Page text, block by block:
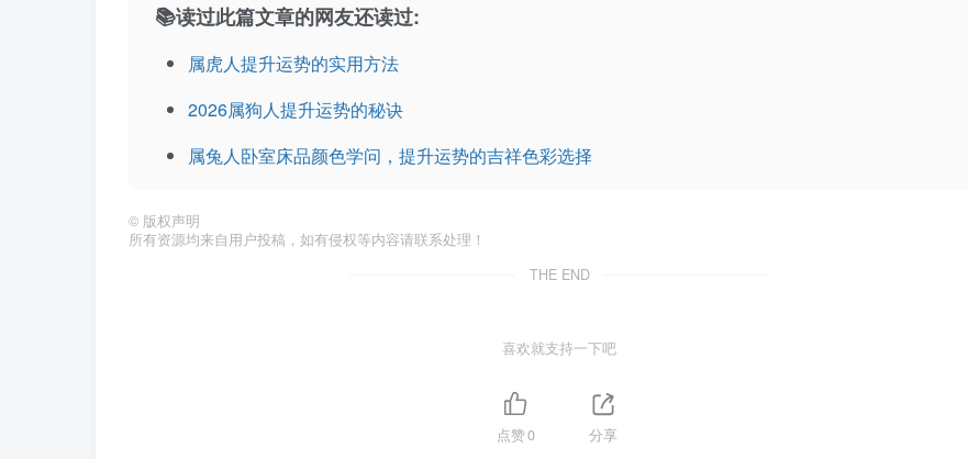
📚读过此篇文章的网友还读过:
属虎人提升运势的实用方法
2026属狗人提升运势的秘诀
属兔人卧室床品颜色学问，提升运势的吉祥色彩选择
© 版权声明
所有资源均来自用户投稿，如有侵权等内容请联系处理！
THE END
喜欢就支持一下吧
点赞0 分享